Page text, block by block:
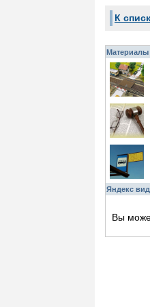
К
Материалы
Яндекс
Вы